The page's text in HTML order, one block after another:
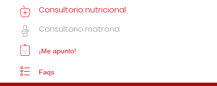
Consultorio nutricional
Consultorio matrona
¡Me apunto!
Faqs